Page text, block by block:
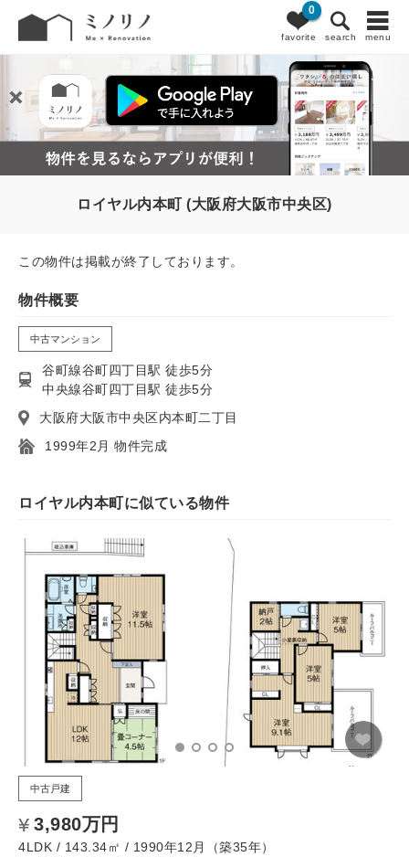
favorite
0
search menu
ロイヤル内本町 (大阪府大阪市中央区)
この物件は掲載が終了しております。
物件概要
中古マンション
谷町線谷町四丁目駅 徒歩5分
中央線谷町四丁目駅 徒歩5分
大阪府大阪市中央区内本町二丁目
1999年2月 物件完成
ロイヤル内本町に似ている物件
中古戸建
3,980万円
4LDK / 143.34㎡ / 1990年12月（築35年）